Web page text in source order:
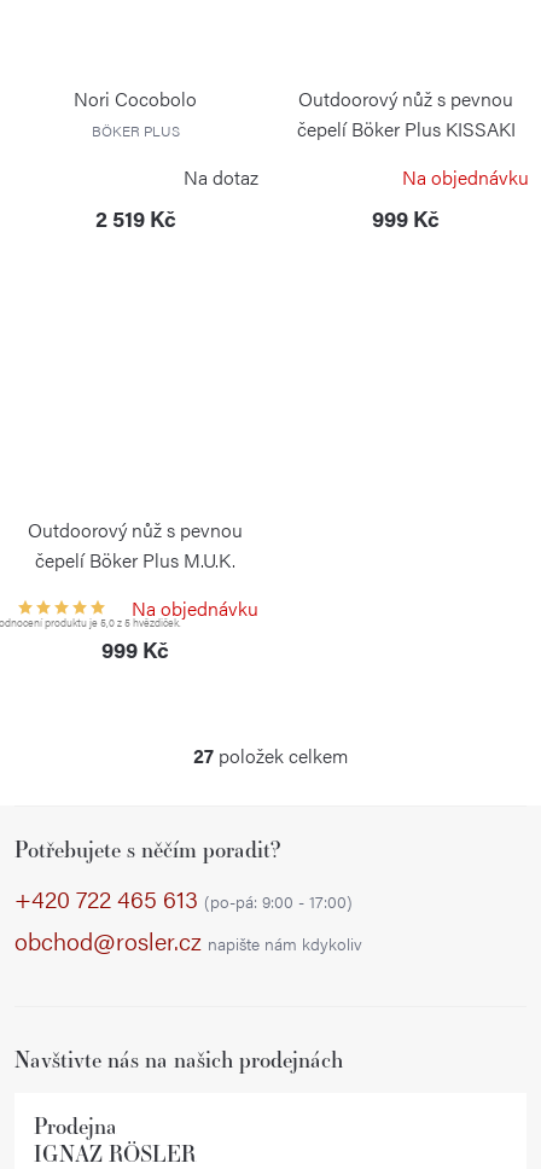
Nori Cocobolo
BÖKER PLUS
Na dotaz
2 519 Kč
Outdoorový nůž s pevnou
čepelí Böker Plus KISSAKI
Na objednávku
999 Kč
Outdoorový nůž s pevnou
čepelí Böker Plus M.U.K.
produktu je 5,0 z 5 hvězdiček.
Na objednávku
999 Kč
O
á
d
c
r
27 položek celkem
Potřebujete s něčím poradit?
+420 722 465 613 (po-pá: 9:00 - 17:00)
obchod@rosler.cz napište nám kdykoliv
Navštivte nás na našich prodejnách
Prodejna
IGNAZ RÖSLER